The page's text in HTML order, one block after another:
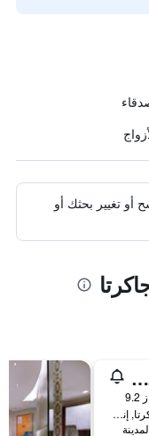
أو تغيير بحثك أو
فندق إندونيسيا كمبينسكي جاكرتا
Jl. MH Thamrin 1, جاكرتا, إندونيسيا